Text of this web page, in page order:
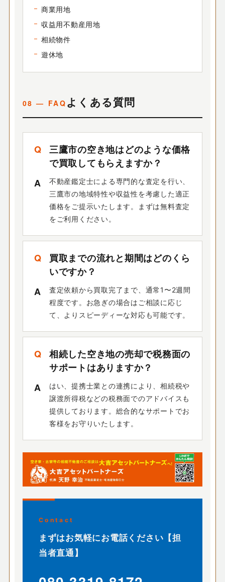
商業用地
収益用不動産用地
相続物件
遊休地
よくある質問
三鷹市の空き地はどのような価格
で買取してもらえますか？
不動産鑑定士による専門的な査定を行い、
三鷹市の地域特性や収益性を考慮した適正
価格をご提示いたします。まずは無料査定
をご利用ください。
買取までの流れと期間はどのくら
いですか？
査定依頼から買取完了まで、通常1〜2週間
程度です。お急ぎの場合はご相談に応じ
て、よりスピーディーな対応も可能です。
相続した空き地の売却で税務面の
サポートはありますか？
はい、提携士業との連携により、相続税や
譲渡所得税などの税務面でのアドバイスも
提供しております。総合的なサポートでお
客様をお守りいたします。
Contact
まずはお気軽にお電話ください【担
当者直通】